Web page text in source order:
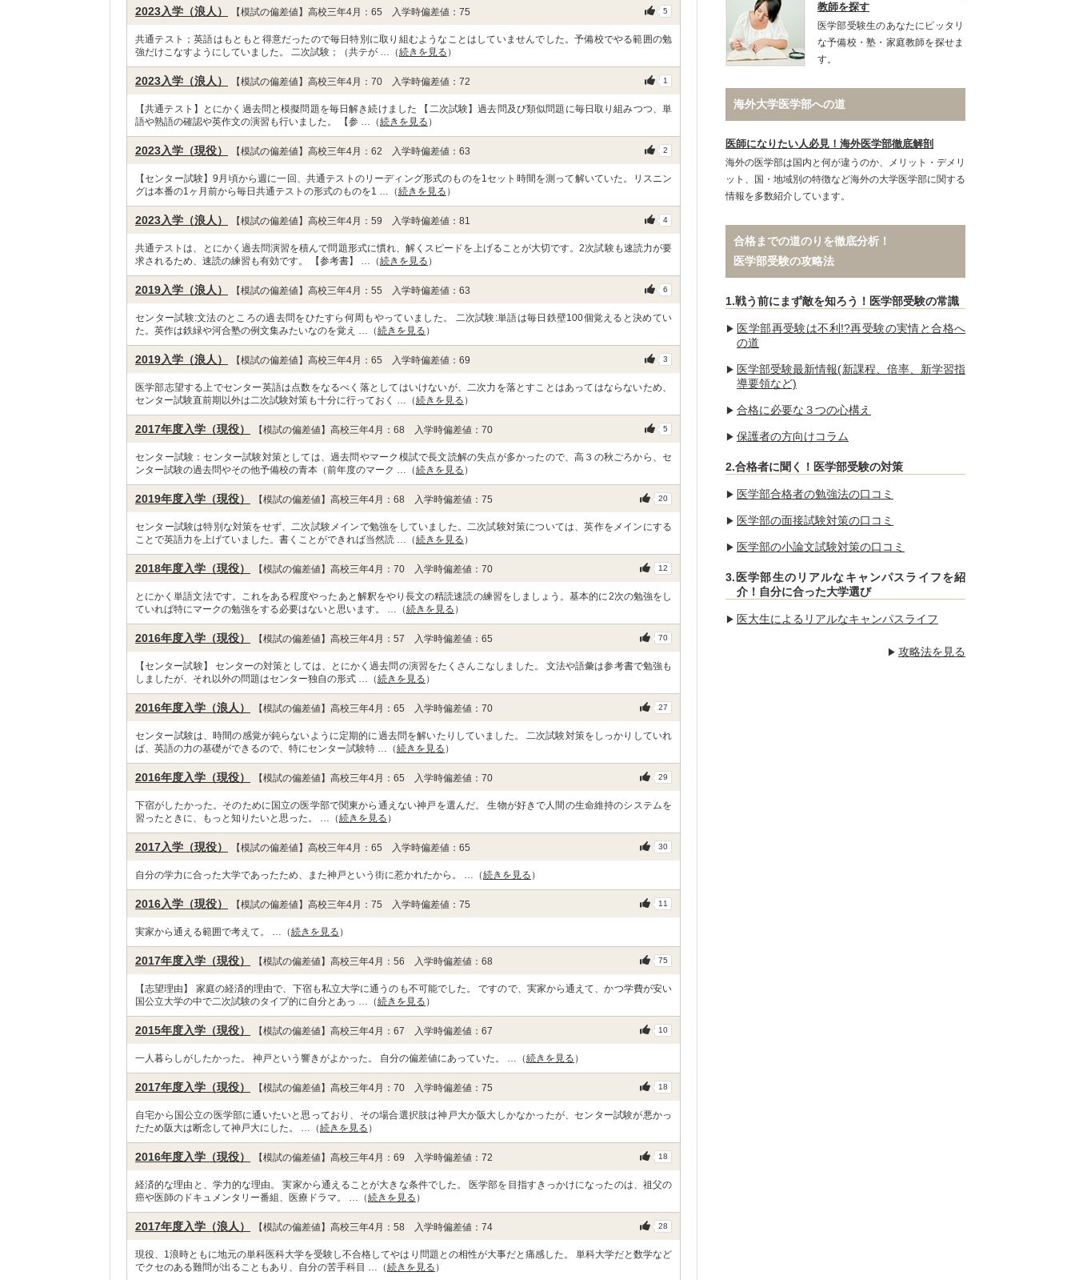
2023入学（浪人） 【模試の偏差値】高校三年4月：65 入学時偏差値：75 5
共通テスト；英語はもともと得意だったので毎日特別に取り組むようなことはしていませんでした。予備校でやる範囲の勉
強だけこなすようにしていました。 二次試験；（共テが …（続きを見る ）
2023入学（浪人） 【模試の偏差値】高校三年4月：70 入学時偏差値：72 1
【共通テスト】とにかく過去問と模擬問題を毎日解き続けました 【二次試験】過去問及び類似問題に毎日取り組みつつ、単
語や熟語の確認や英作文の演習も行いました。 【参 …（続きを見る ）
2023入学（現役） 【模試の偏差値】高校三年4月：62 入学時偏差値：63 2
【センター試験】9月頃から週に一回、共通テストのリーディング形式のものを1セット時間を測って解いていた。リスニン
グは本番の1ヶ月前から毎日共通テストの形式のものを1 …（続きを見る ）
2023入学（浪人） 【模試の偏差値】高校三年4月：59 入学時偏差値：81 4
共通テストは、とにかく過去問演習を積んで問題形式に慣れ、解くスピードを上げることが大切です。2次試験も速読力が要
求されるため、速読の練習も有効です。 【参考書】 …（続きを見る ）
2019入学（浪人） 【模試の偏差値】高校三年4月：55 入学時偏差値：63 6
センター試験:文法のところの過去問をひたすら何周もやっていました。 二次試験:単語は毎日鉄壁100個覚えると決めてい
た。英作は鉄緑や河合塾の例文集みたいなのを覚え …（続きを見る ）
2019入学（浪人） 【模試の偏差値】高校三年4月：65 入学時偏差値：69 3
医学部志望する上でセンター英語は点数をなるべく落としてはいけないが、二次力を落とすことはあってはならないため、
センター試験直前期以外は二次試験対策も十分に行っておく …（続きを見る ）
2017年度入学（現役） 【模試の偏差値】高校三年4月：68 入学時偏差値：70 5
センター試験：センター試験対策としては、過去問やマーク模試で長文読解の失点が多かったので、高３の秋ごろから、セ
ンター試験の過去問やその他予備校の青本（前年度のマーク …（続きを見る ）
2019年度入学（現役） 【模試の偏差値】高校三年4月：68 入学時偏差値：75 20
センター試験は特別な対策をせず、二次試験メインで勉強をしていました。二次試験対策については、英作をメインにする
ことで英語力を上げていました。書くことができれば当然読 …（続きを見る ）
2018年度入学（現役） 【模試の偏差値】高校三年4月：70 入学時偏差値：70 12
とにかく単語文法です。これをある程度やったあと解釈をやり長文の精読速読の練習をしましょう。基本的に2次の勉強をし
ていれば特にマークの勉強をする必要はないと思います。 …（続きを見る ）
2016年度入学（現役） 【模試の偏差値】高校三年4月：57 入学時偏差値：65 70
【センター試験】 センターの対策としては、とにかく過去問の演習をたくさんこなしました。 文法や語彙は参考書で勉強も
しましたが、それ以外の問題はセンター独自の形式 …（続きを見る ）
2016年度入学（浪人） 【模試の偏差値】高校三年4月：65 入学時偏差値：70 27
センター試験は、時間の感覚が鈍らないように定期的に過去問を解いたりしていました。 二次試験対策をしっかりしていれ
ば、英語の力の基礎ができるので、特にセンター試験特 …（続きを見る ）
2016年度入学（現役） 【模試の偏差値】高校三年4月：65 入学時偏差値：70 29
下宿がしたかった。そのために国立の医学部で関東から通えない神戸を選んだ。 生物が好きで人間の生命維持のシステムを
習ったときに、もっと知りたいと思った。 …（続きを見る ）
2017入学（現役） 【模試の偏差値】高校三年4月：65 入学時偏差値：65 30
自分の学力に合った大学であったため、また神戸という街に惹かれたから。 …（続きを見る ）
2016入学（現役） 【模試の偏差値】高校三年4月：75 入学時偏差値：75 11
実家から通える範囲で考えて。 …（続きを見る ）
2017年度入学（現役） 【模試の偏差値】高校三年4月：56 入学時偏差値：68 75
【志望理由】 家庭の経済的理由で、下宿も私立大学に通うのも不可能でした。 ですので、実家から通えて、かつ学費が安い
国公立大学の中で二次試験のタイプ的に自分とあっ …（続きを見る ）
2015年度入学（現役） 【模試の偏差値】高校三年4月：67 入学時偏差値：67 10
一人暮らしがしたかった。 神戸という響きがよかった。 自分の偏差値にあっていた。 …（続きを見る ）
2017年度入学（現役） 【模試の偏差値】高校三年4月：70 入学時偏差値：75 18
自宅から国公立の医学部に通いたいと思っており、その場合選択肢は神戸大か阪大しかなかったが、センター試験が悪かっ
たため阪大は断念して神戸大にした。 …（続きを見る ）
2016年度入学（現役） 【模試の偏差値】高校三年4月：69 入学時偏差値：72 18
経済的な理由と、学力的な理由。 実家から通えることが大きな条件でした。 医学部を目指すきっかけになったのは、祖父の
癌や医師のドキュメンタリー番組、医療ドラマ。 …（続きを見る ）
2017年度入学（浪人） 【模試の偏差値】高校三年4月：58 入学時偏差値：74 28
現役、1浪時ともに地元の単科医科大学を受験し不合格してやはり問題との相性が大事だと痛感した。 単科大学だと数学など
でクセのある難問が出ることもあり、自分の苦手科目 …（続きを見る ）
教師を探す
医学部受験生のあなたにピッタリ
な予備校・塾・家庭教師を探せま
す。
海外大学医学部への道
医師になりたい人必見！海外医学部徹底解剖
海外の医学部は国内と何が違うのか、メリット・デメリ
ット、国・地域別の特徴など海外の大学医学部に関する
情報を多数紹介しています。
合格までの道のりを徹底分析！
医学部受験の攻略法
1.戦う前にまず敵を知ろう！医学部受験の常識
医学部再受験は不利!?再受験の実情と合格へ
の道
医学部受験最新情報(新課程、倍率、新学習指
導要領など)
合格に必要な３つの心構え
保護者の方向けコラム
2.合格者に聞く！医学部受験の対策
医学部合格者の勉強法の口コミ
医学部の面接試験対策の口コミ
医学部の小論文試験対策の口コミ
3.医学部生のリアルなキャンパスライフを紹
介！自分に合った大学選び
医大生によるリアルなキャンパスライフ
攻略法を見る